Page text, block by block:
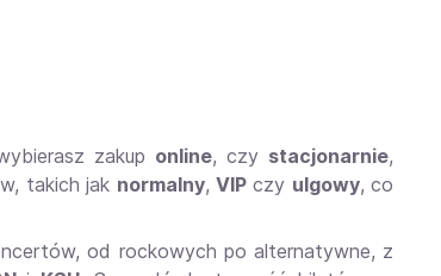
zakup online, czy stacjonarnie,
takich jak normalny, VIPczy ulgowy, co
od rockowych po alternatywne, z